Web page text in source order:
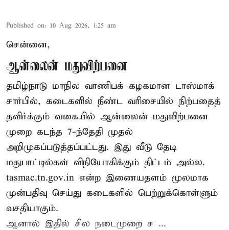
Published on: 10 Aug 2026, 1:25 am
சென்னை,
ஆன்லைன் மதுவிற்பனை
தமிழ்நாடு மாநில வாணிபக் கழகமான டாஸ்மாக்
சார்பில், கடைகளில் நீண்ட வரிசையில் நிற்பதைத்
தவிர்க்கும் வகையில் ஆன்லைன் மதுவிற்பனை
முறை கடந்த 7-ந்தேதி முதல்
அறிமுகப்படுத்தப்பட்டது. இது வீடு தேடி
மதுபாட்டில்கள் விநியோகிக்கும் திட்டம் அல்ல.
tasmac.tn.gov.in என்ற இணையதளம் மூலமாக
முன்பதிவு செய்து கடைகளில் பெற்றுக்கொள்ளும்
வசதியாகும்.
ஆனால் இதில் சில நடைமுறை ச ...